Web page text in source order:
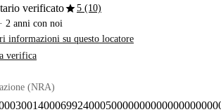
verificatostar5 (10)
· 2 anni con noi
informazioni su questo locatore
verifica
(NRA)